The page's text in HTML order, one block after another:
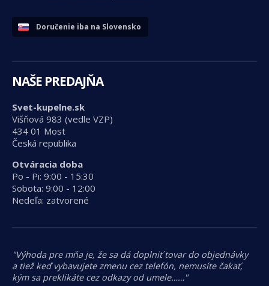
Doručenie iba na Slovensko
NAŠE PREDAJŇA
Svet-kupelne.sk
Višňová 983 (vedle VZP)
434 01 Most
Česká republika
Otváracia doba
Po - Pi: 9:00 - 15:30
Sobota: 9:00 - 12:00
Nedeľa: zatvorené
"Výhoda pre mňa je, že sa dá doplniť tovar do objednávky
a tiež keď vybavujete zmenu cez telefón, nemusíte čakať,
kým sa preklikáte cez odkazy od umele……"